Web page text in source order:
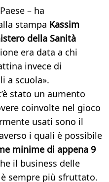
– ha
stampa Kassim
della Sanità
era data a chi
invece di
a scuola».
stato un aumento
coinvolte nel gioco
usati sono il
i quali è possibile
minime di appena 9
il business delle
è sempre più sfruttato.